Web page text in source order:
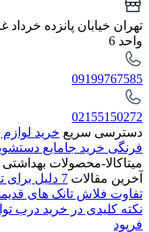
واحد 6
09199767585
02155150272
دسترسی سریع خرید
فرنگی خرید جامایع
میتاکالا-محصولات
آخرین مقالات 7 دلیل برای تعویض سیفون در آستانه سال جدید
تفاوت فلاش تانک های
نکته کلیدی در خرید درب
فرپود